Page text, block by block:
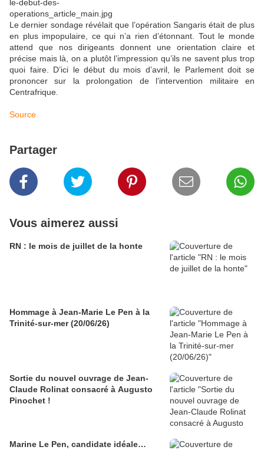
Le dernier sondage révélait que l’opération Sangaris était de plus
en plus impopulaire, ce qui n’a rien d’étonnant. Tout le monde
attend que nos dirigeants donnent une orientation claire et
précise mais là, on a plutôt l’impression qu’ils ne savent plus trop
quoi faire. D’ici le début du mois d’avril, le Parlement doit se
prononcer sur la prolongation de l’intervention militaire en
Centrafrique.
Source
Partager
Vous aimerez aussi
RN : le mois de juillet de la honte
Hommage à Jean-Marie Le Pen à la
Trinité-sur-mer (20/06/26)
Sortie du nouvel ouvrage de Jean-
Claude Rolinat consacré à Augusto
Pinochet !
Marine Le Pen, candidate idéale…